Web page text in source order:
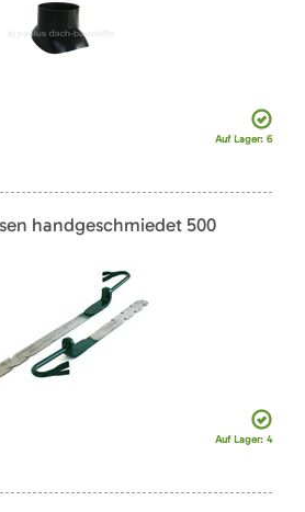
Auf Lager: 6
handgeschmiedet 500
Auf Lager: 4